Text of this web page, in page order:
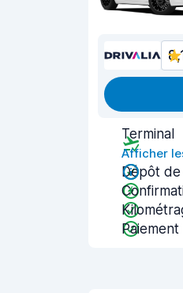
8,1
Terminal
Afficher
Dépôt